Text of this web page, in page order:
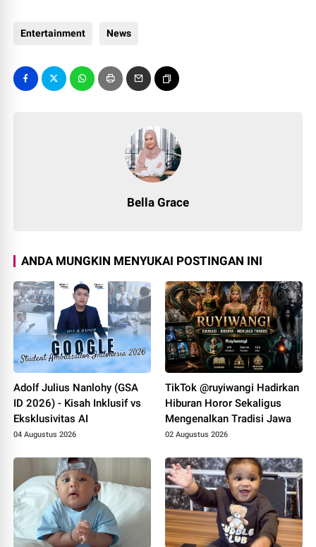
Entertainment News
Bella Grace
ANDA MUNGKIN MENYUKAI POSTINGAN INI
Adolf Julius Nanlohy (GSA
ID 2026) - Kisah Inklusif vs
Eksklusivitas AI
04 Augustus 2026
TikTok @ruyiwangi Hadirkan
Hiburan Horor Sekaligus
Mengenalkan Tradisi Jawa
02 Augustus 2026